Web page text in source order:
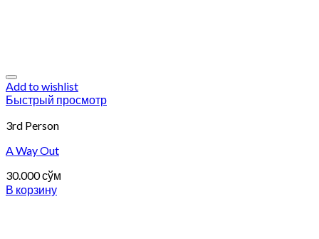
Add to wishlist
Быстрый просмотр
3rd Person
A Way Out
30.000сўм
В корзину